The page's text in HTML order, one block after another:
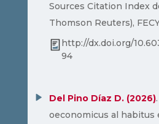
Sources Citation Index
Thomson Reuters),
http://dx.doi.org/
94
Del Pino Díaz D. (2026)
oeconomicus al habitus